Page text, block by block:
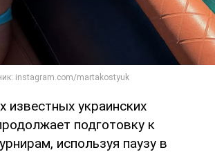
известных украинских
подготовку к
используя паузу в